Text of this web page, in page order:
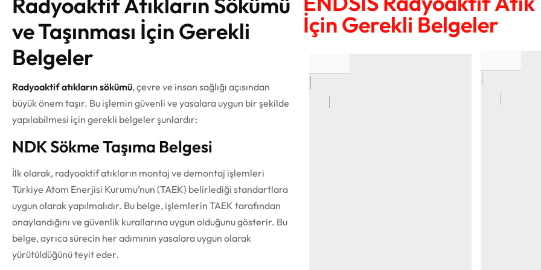
ve Taşınması İçin Gerekli
Belgeler
Radyoaktif atıkların sökümü, çevre ve insan sağlığı açısından
büyük önem taşır. Bu işlemin güvenli ve yasalara uygun bir şekilde
yapılabilmesi için gerekli belgeler şunlardır:
NDK Sökme Taşıma Belgesi
İlk olarak, radyoaktif atıkların montaj ve demontaj işlemleri
Türkiye Atom Enerjisi Kurumu’nun (TAEK) belirlediği standartlara
uygun olarak yapılmalıdır. Bu belge, işlemlerin TAEK tarafından
onaylandığını ve güvenlik kurallarına uygun olduğunu gösterir. Bu
belge, ayrıca sürecin her adımının yasalara uygun olarak
yürütüldüğünü teyit eder.
İçin Gerekli Belgeler